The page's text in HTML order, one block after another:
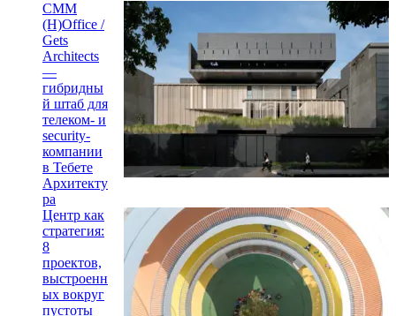
CMM
(H)Office /
Gets
Architects
—
гибридны
й штаб для
телеком- и
security-
компании
в Тебете
Архитекту
ра
Центр как
стратегия:
8
проектов,
выстроенн
ых вокруг
пустоты